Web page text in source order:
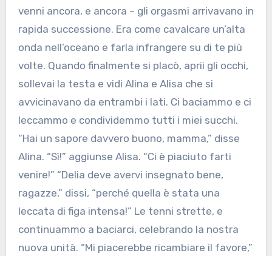
venni ancora, e ancora – gli orgasmi arrivavano in
rapida successione. Era come cavalcare un’alta
onda nell’oceano e farla infrangere su di te più
volte. Quando finalmente si placò, aprii gli occhi,
sollevai la testa e vidi Alina e Alisa che si
avvicinavano da entrambi i lati. Ci baciammo e ci
leccammo e condividemmo tutti i miei succhi.
“Hai un sapore davvero buono, mamma,” disse
Alina. “Sì!” aggiunse Alisa. “Ci è piaciuto farti
venire!” “Delia deve avervi insegnato bene,
ragazze,” dissi, “perché quella è stata una
leccata di figa intensa!” Le tenni strette, e
continuammo a baciarci, celebrando la nostra
nuova unità. “Mi piacerebbe ricambiare il favore,”